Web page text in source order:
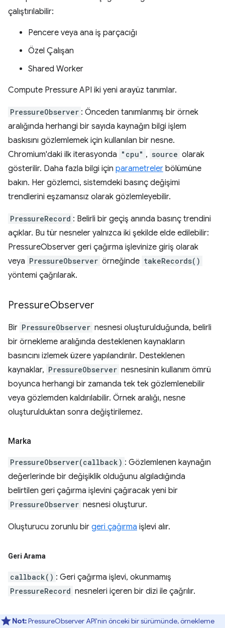
çalıştırılabilir:
Pencere veya ana iş parçacığı
Özel Çalışan
Shared Worker
Compute Pressure API iki yeni arayüz tanımlar.
PressureObserver : Önceden tanımlanmış bir örnek
aralığında herhangi bir sayıda kaynağın bilgi işlem
baskısını gözlemlemek için kullanılan bir nesne.
Chromium'daki ilk iterasyonda "cpu" , source olarak
gösterilir. Daha fazla bilgi için parametreler bölümüne
bakın. Her gözlemci, sistemdeki basınç değişimi
trendlerini eşzamansız olarak gözlemleyebilir.
PressureRecord : Belirli bir geçiş anında basınç trendini
açıklar. Bu tür nesneler yalnızca iki şekilde elde edilebilir:
PressureObserver geri çağırma işlevinize giriş olarak
veya PressureObserver örneğinde takeRecords()
yöntemi çağrılarak.
PressureObserver
Bir PressureObserver nesnesi oluşturulduğunda, belirli
bir örnekleme aralığında desteklenen kaynakların
basıncını izlemek üzere yapılandırılır. Desteklenen
kaynaklar, PressureObserver nesnesinin kullanım ömrü
boyunca herhangi bir zamanda tek tek gözlemlenebilir
veya gözlemden kaldırılabilir. Örnek aralığı, nesne
oluşturulduktan sonra değiştirilemez.
Marka
PressureObserver(callback) : Gözlemlenen kaynağın
değerlerinde bir değişiklik olduğunu algıladığında
belirtilen geri çağırma işlevini çağıracak yeni bir
PressureObserver nesnesi oluşturur.
Oluşturucu zorunlu bir geri çağırma işlevi alır.
Geri Arama
callback() : Geri çağırma işlevi, okunmamış
PressureRecord nesneleri içeren bir dizi ile çağrılır.
Not:PressureObserver API'nin önceki bir sürümünde, örnekleme